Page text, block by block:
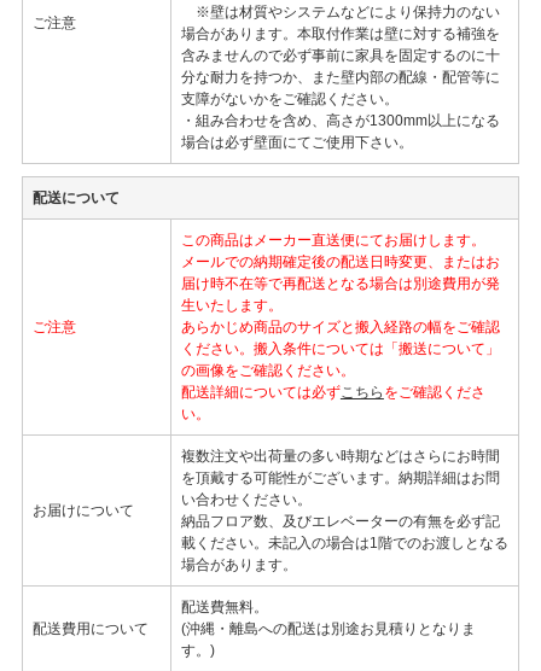
ご注意
※壁は材質やシステムなどにより保持力のない
場合があります。本取付作業は壁に対する補強を
含みませんので必ず事前に家具を固定するのに十
分な耐力を持つか、また壁内部の配線・配管等に
支障がないかをご確認ください。
・組み合わせを含め、高さが1300mm以上になる
場合は必ず壁面にてご使用下さい。
配送について
ご注意
この商品はメーカー直送便にてお届けします。
メールでの納期確定後の配送日時変更、またはお
届け時不在等で再配送となる場合は別途費用が発
生いたします。
あらかじめ商品のサイズと搬入経路の幅をご確認
ください。搬入条件については「搬送について」
の画像をご確認ください。
配送詳細については必ずこちら をご確認くださ
い。
お届けについて
複数注文や出荷量の多い時期などはさらにお時間
を頂戴する可能性がございます。納期詳細はお問
い合わせください。
納品フロア数、及びエレベーターの有無を必ず記
載ください。未記入の場合は1階でのお渡しとなる
場合があります。
配送費用について
配送費無料。
(沖縄・離島への配送は別途お見積りとなりま
す。)